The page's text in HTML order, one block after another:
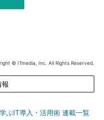
© ITmedia, Inc. All Rights Reserved.
報
IT導入・活用術 連載一覧